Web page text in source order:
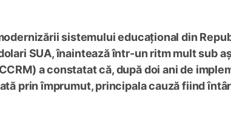
sistemului educațional din
SUA, înaintează într-un ritm mult sub
a constatat că, după doi ani de
prin împrumut, principala cauză fiind